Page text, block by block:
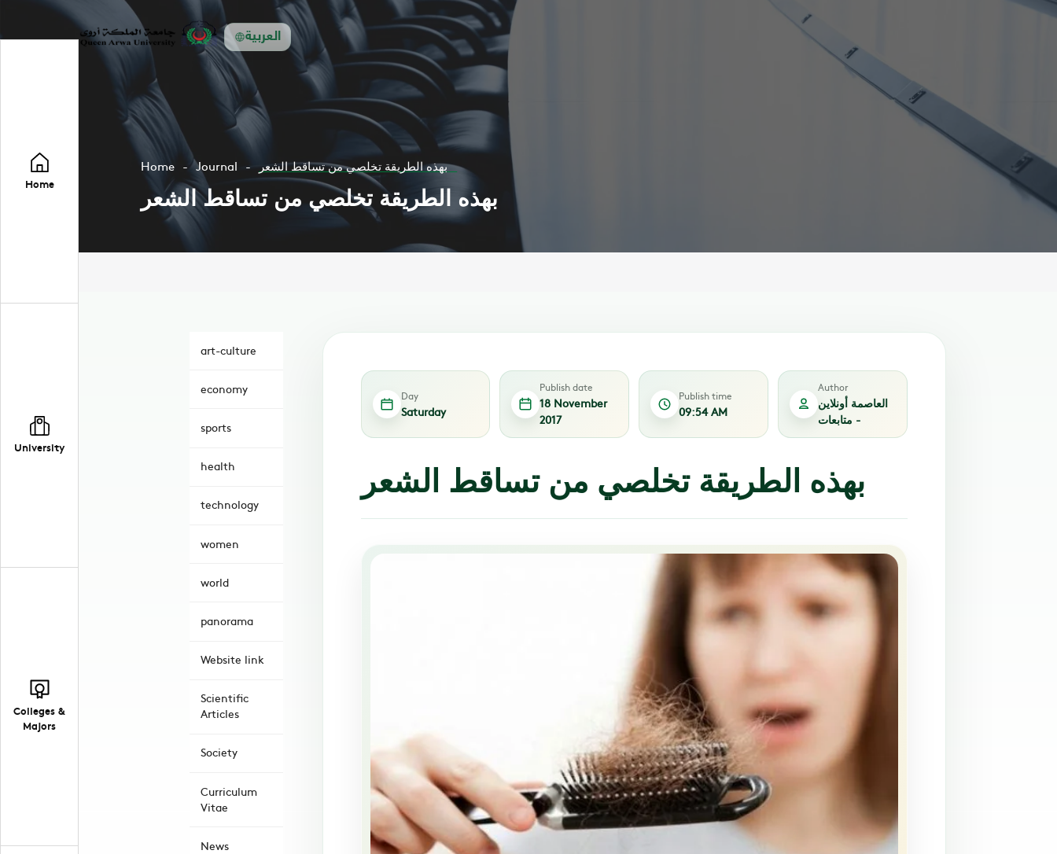
العربية
Home
University
Colleges &
Majors
Home Journal بهذه الطريقة تخلصي من تساقط الشعر
بهذه الطريقة تخلصي من تساقط الشعر
art-culture
economy
sports
health
technology
women
world
panorama
Website link
Scientific
Articles
Society
Curriculum
Vitae
News
Day
Saturday
Publish date
18 November
2017
Publish time
09:54 AM
Author
العاصمة أونلاين
- متابعات